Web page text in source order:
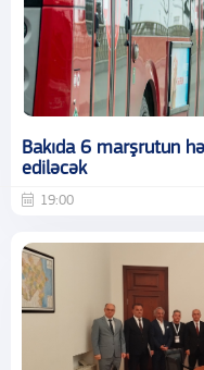
Bakıda 6 marşrutun
ediləcək
19:00